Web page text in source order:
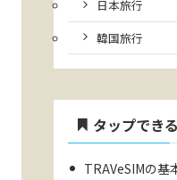
日本旅行
韓国旅行
タップでき
TRAVeSIMの基